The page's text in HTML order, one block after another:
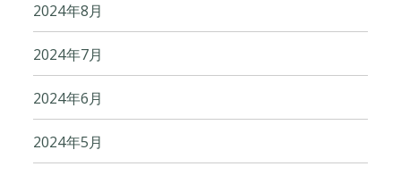
2024年8月
2024年7月
2024年6月
2024年5月